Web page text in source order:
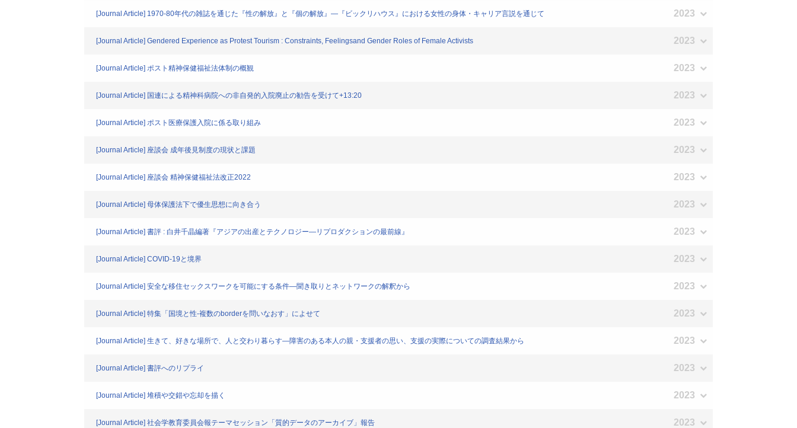
[Journal Article] 1970-80年代の雑誌を通じた『性の解放』と『個の解放』―『ビックリハウス』における女性の身体・キャリア言説を通じて 2023
[Journal Article] Gendered Experience as Protest Tourism : Constraints, Feelingsand Gender Roles of Female Activists 2023
[Journal Article] ポスト精神保健福祉法体制の概観 2023
[Journal Article] 国連による精神科病院への非自発的入院廃止の勧告を受けて+13:20 2023
[Journal Article] ポスト医療保護入院に係る取り組み 2023
[Journal Article] 座談会 成年後見制度の現状と課題 2023
[Journal Article] 座談会 精神保健福祉法改正2022 2023
[Journal Article] 母体保護法下で優生思想に向き合う 2023
[Journal Article] 書評 : 白井千晶編著『アジアの出産とテクノロジー―リプロダクションの最前線』 2023
[Journal Article] COVID-19と境界 2023
[Journal Article] 安全な移住セックスワークを可能にする条件―聞き取りとネットワークの解釈から 2023
[Journal Article] 特集「国境と性-複数のborderを問いなおす」によせて 2023
[Journal Article] 生きて、好きな場所で、人と交わり暮らす―障害のある本人の親・支援者の思い、支援の実際についての調査結果から 2023
[Journal Article] 書評へのリプライ 2023
[Journal Article] 堆積や交錯や忘却を描く 2023
[Journal Article] 社会学教育委員会報テーマセッション「質的データのアーカイブ」報告 2023